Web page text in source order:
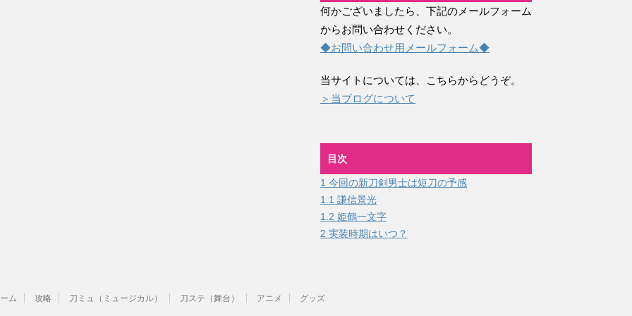
何かございましたら、下記のメールフォーム
からお問い合わせください。
◆お問い合わせ用メールフォーム◆
当サイトについては、こちらからどうぞ。
＞当ブログについて
目次
1 今回の新刀剣男士は短刀の予感
1.1 謙信景光
1.2 姫鶴一文字
2 実装時期はいつ？
ム 攻略 刀ミュ（ミュージカル） 刀ステ（舞台） アニメ グッズ